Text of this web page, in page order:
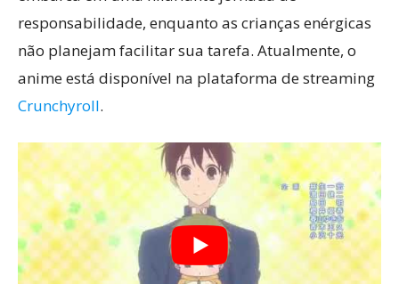
responsabilidade, enquanto as crianças enérgicas
não planejam facilitar sua tarefa. Atualmente, o
anime está disponível na plataforma de streaming
Crunchyroll.